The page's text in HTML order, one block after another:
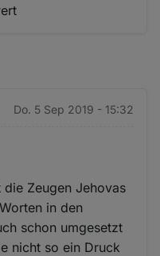
Do. 5 Sep 2019 - 15:32
Zeugen Jehovas
in den
schon umgesetzt
nicht so ein Druck